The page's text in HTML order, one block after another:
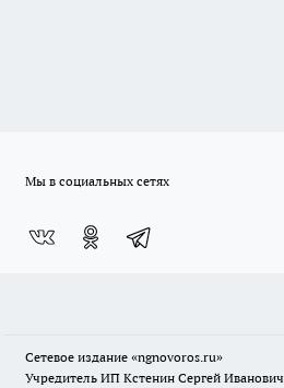
Мы в социальных сетях
Сетевое издание «ngnovoros.ru»
Учредитель ИП Кстенин Сергей Иванович